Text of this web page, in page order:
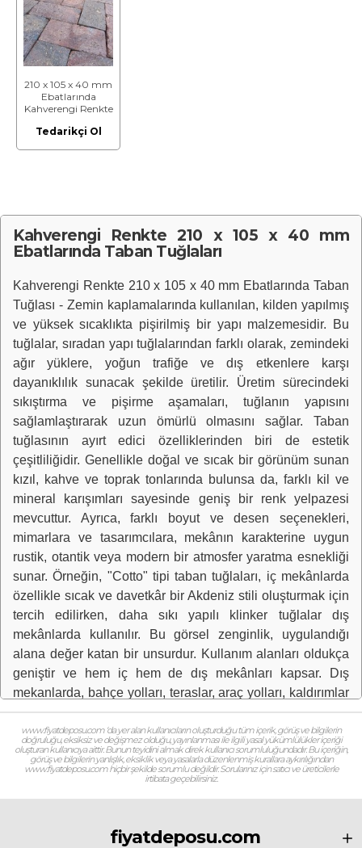
210 x 105 x 40 mm
Ebatlarında
Kahverengi Renkte
Tedarikçi Ol
Kahverengi Renkte 210 x 105 x 40 mm
Ebatlarında Taban Tuğlaları
Kahverengi Renkte 210 x 105 x 40 mm Ebatlarında Taban
Tuğlası - Zemin kaplamalarında kullanılan, kilden yapılmış
ve yüksek sıcaklıkta pişirilmiş bir yapı malzemesidir. Bu
tuğlalar, sıradan yapı tuğlalarından farklı olarak, zemindeki
ağır yüklere, yoğun trafiğe ve dış etkenlere karşı
dayanıklılık sunacak şekilde üretilir. Üretim sürecindeki
sıkıştırma ve pişirme aşamaları, tuğlanın yapısını
sağlamlaştırarak uzun ömürlü olmasını sağlar. Taban
tuğlasının ayırt edici özelliklerinden biri de estetik
çeşitliliğidir. Genellikle doğal ve sıcak bir görünüm sunan
kızıl, kahve ve toprak tonlarında bulunsa da, farklı kil ve
mineral karışımları sayesinde geniş bir renk yelpazesi
mevcuttur. Ayrıca, farklı boyut ve desen seçenekleri,
mimarlara ve tasarımcılara, mekânın karakterine uygun
rustik, otantik veya modern bir atmosfer yaratma esnekliği
sunar. Örneğin, "Cotto" tipi taban tuğlaları, iç mekânlarda
özellikle sıcak ve davetkâr bir Akdeniz stili oluşturmak için
tercih edilirken, daha sıkı yapılı klinker tuğlalar dış
mekânlarda kullanılır. Bu görsel zenginlik, uygulandığı
alana değer katan bir unsurdur. Kullanım alanları oldukça
geniştir ve hem iç hem de dış mekânları kapsar. Dış
mekanlarda, bahçe yolları, teraslar, araç yolları, kaldırımlar
ve meydanlar gibi yoğun kullanıma açık alanlarda sıkça
kullanılır. Özellikle düşük su emme ve donma-çözülme
döngülerine karşı dirençli olması, taban tuğlasını dış hava
koşullarına dayanıklı kılan önemli avantajlarından biridir.
uygulanabilir. İç mekânlarda ise mutfaklar, koridorlar,
www.fiyatdeposu.com ‘da yer alan kullanıcıların oluşturduğu tüm içerik, görüş ve bilgilerin
doğruluğu, eksiksiz ve değişmez olduğu, yayınlanması ile ilgili yasal yükümlülükler içeriği
oluşturan kullanıcıya aittir. Bunun teyidini almak direk kullanıcı sorumluluğundadır. Bu içeriğin,
görüş ve bilgilerin yanlışlık, eksiklik veya yasalarla düzenlenmiş kurallara aykırılığından
www.fiyatdeposu.com hiçbir şekilde sorumlu değildir. Sorularınız için satıcı ve üreticilerle
irtibata geçebilirsiniz.
fiyatdeposu.com